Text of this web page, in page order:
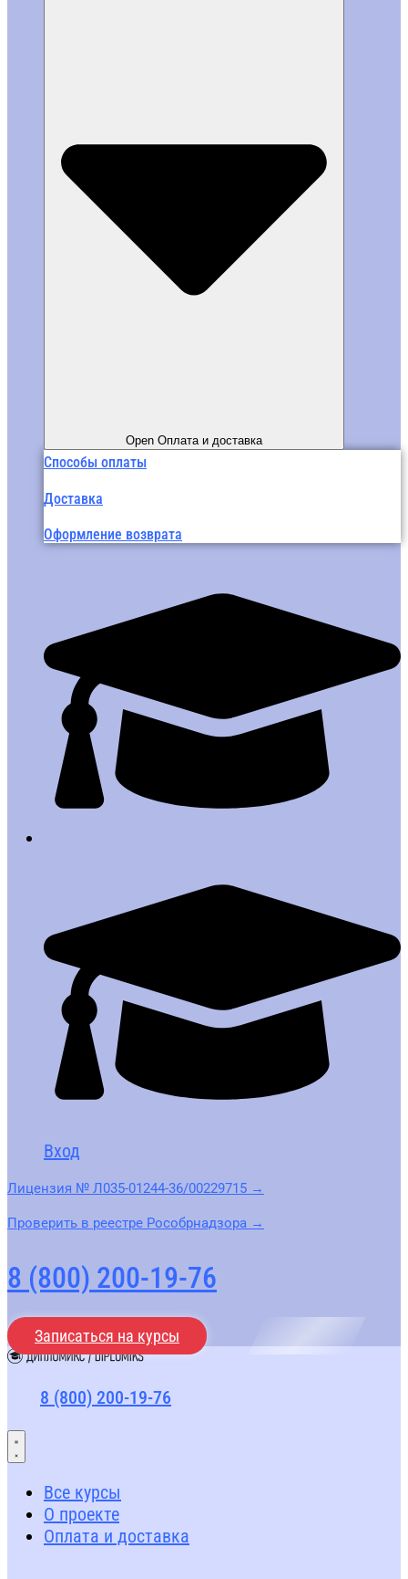
Open Оплата и доставка
Способы оплаты
Доставка
Оформление возврата
Вход
Лицензия № Л035-01244-36/00229715 →
Проверить в реестре Рособрнадзора →
8 (800) 200-19-76
Записаться на курсы
8 (800) 200-19-76
Все курсы
О проекте
Оплата и доставка